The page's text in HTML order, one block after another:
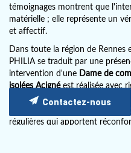
témoignages montrent que
matérielle ; elle représente un
et affectif.
Dans toute la région de Rennes
PHILIA se traduit par une
intervention d'une Dame de
isolées Acignéest réalisée avec
faille, permettant d'instaurer
seniors se sentent valorisés et
régulières qui apportent
Contactez-nous